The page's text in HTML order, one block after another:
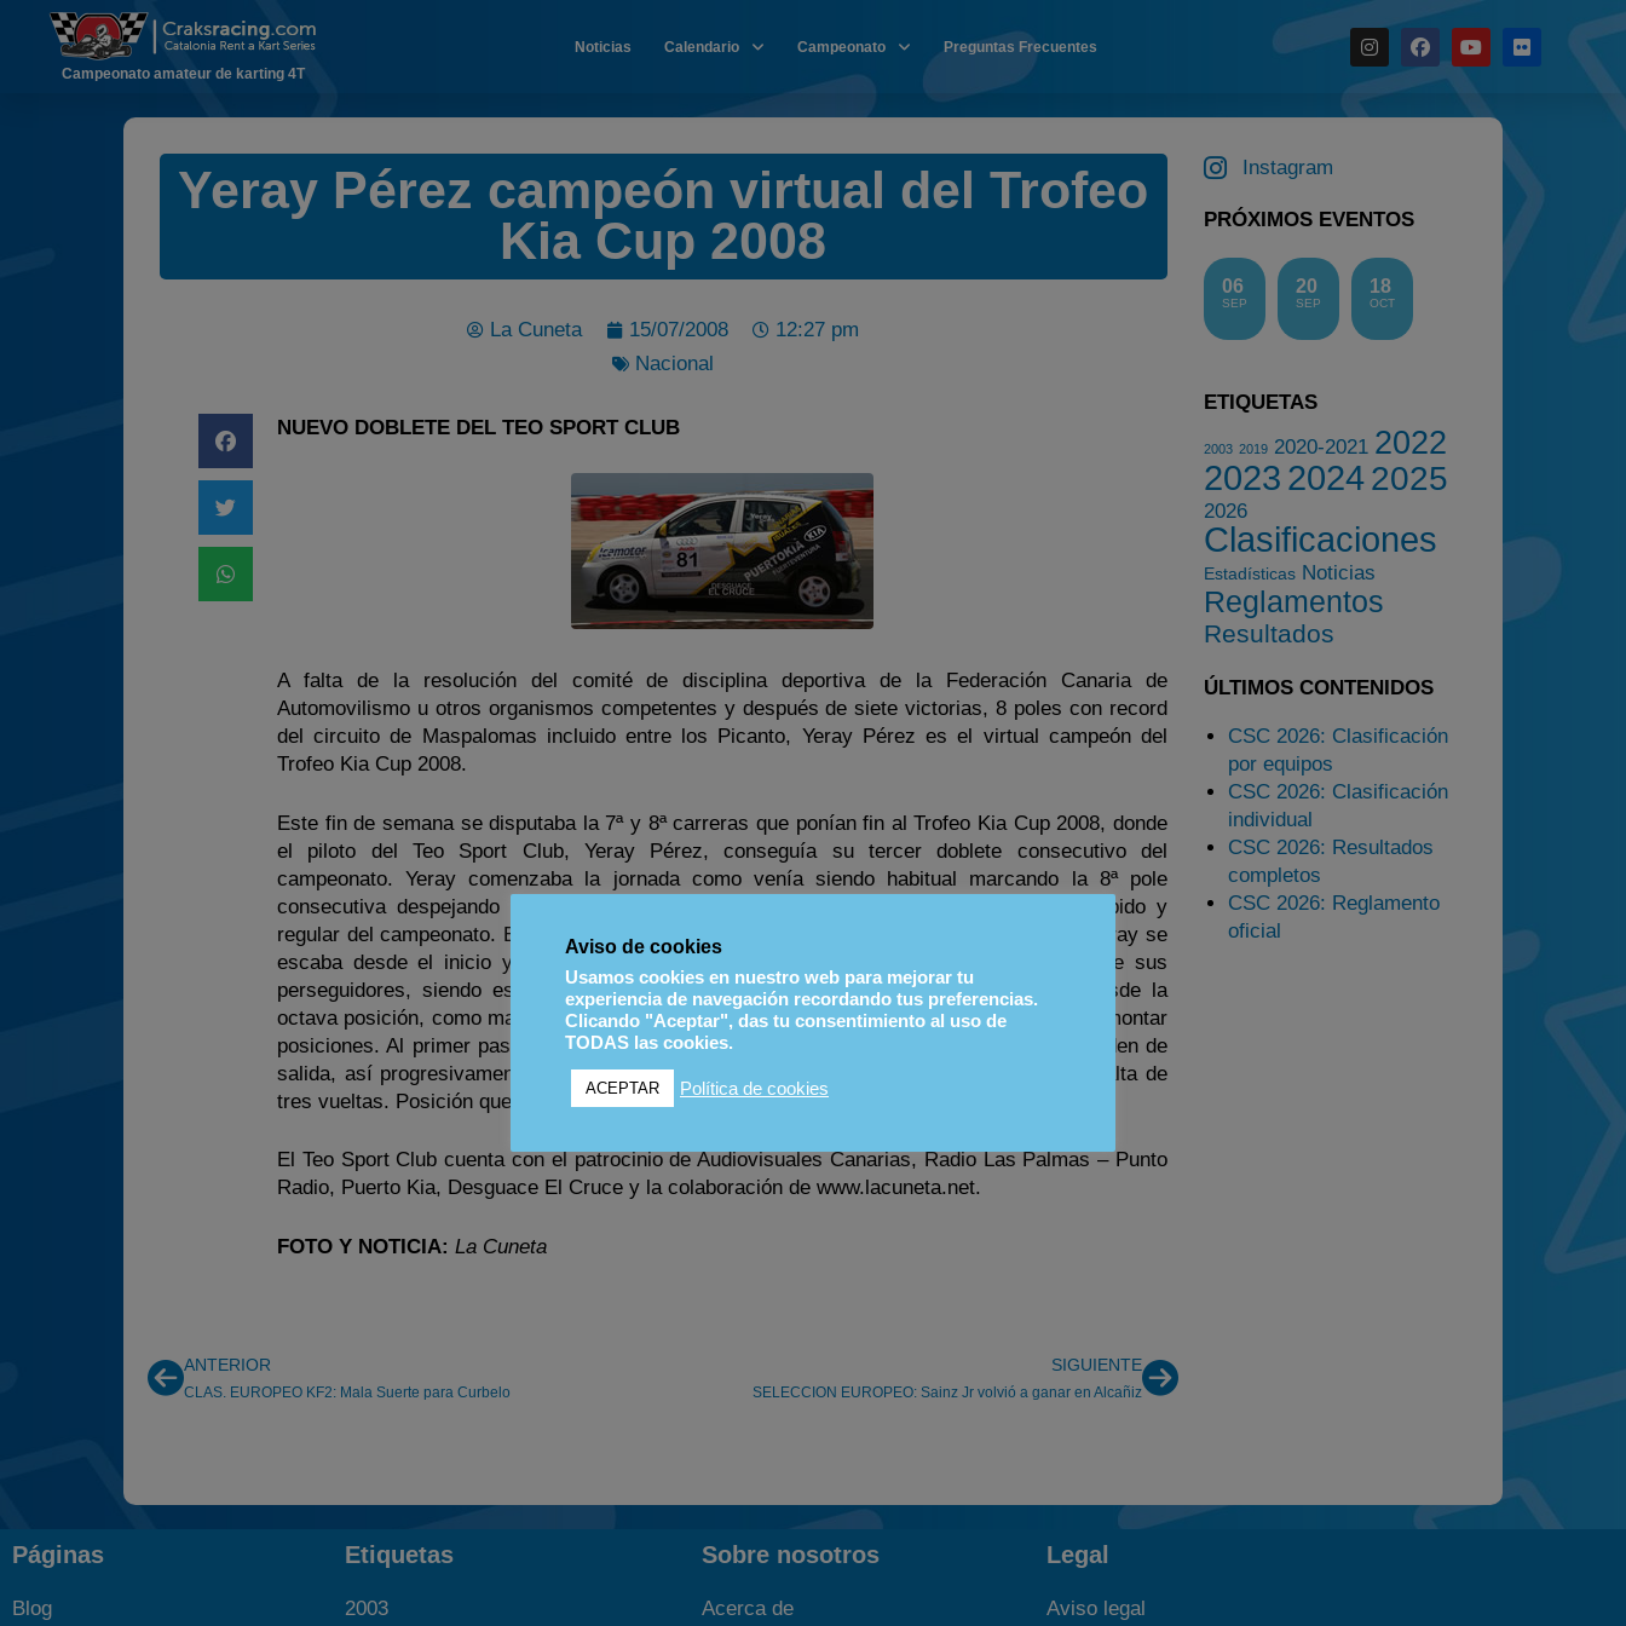
Noticias
Campeonato
2025
Preguntas Frecuentes
Campeonato amateur de karting 4T
Noticias Calendario Campeonato Preguntas Frecuentes
Yeray Pérez campeón virtual del Trofeo
Kia Cup 2008
La Cuneta 15/07/2008
12:27 pm
Nacional
NUEVO DOBLETE DEL TEO SPORT CLUB
A falta de la resolución del comité de disciplina deportiva de la Federación Canaria de
Automovilismo u otros organismos competentes y después de siete victorias, 8 poles con record
del circuito de Maspalomas incluido entre los Picanto, Yeray Pérez es el virtual campeón del
Trofeo Kia Cup 2008.
Este fin de semana se disputaba la 7ª y 8ª carreras que ponían fin al Trofeo Kia Cup 2008, donde
el piloto del Teo Sport Club, Yeray Pérez, conseguía su tercer doblete consecutivo del
campeonato. Yeray comenzaba la jornada como venía siendo habitual marcando la 8ª pole
consecutiva despejando cualquier duda y dejando claro quien ha sido el piloto más rápido y
regular del campeonato. En la primera carrera se repetía el guion habitual del certamen, Yeray se
escaba desde el inicio y cruzaba la meta con más de once segundos de ventaja sobre sus
perseguidores, siendo esta diferencia la segunda más clara la temporada. Saliendo desde la
octava posición, como manda el reglamento, en la última carrera del día Yeray tenía que remontar
posiciones. Al primer paso por meta ya había recuperado una posición con respecto al orden de
salida, así progresivamente y con su buen hacer Yeray volvía a la cabeza de carrera a falta de
tres vueltas. Posición que ya no abandonaría logrando otra merecida y justa victoria.
El Teo Sport Club cuenta con el patrocinio de Audiovisuales Canarias, Radio Las Palmas – Punto
Radio, Puerto Kia, Desguace El Cruce y la colaboración de www.lacuneta.net.
FOTO Y NOTICIA: La Cuneta
ANTERIOR
CLAS. EUROPEO KF2: Mala Suerte para Curbelo
SIGUIENTE
SELECCION EUROPEO: Sainz Jr volvió a ganar en Alcañiz
Instagram
PRÓXIMOS EVENTOS
06
SEP
20
SEP
18
OCT
ETIQUETAS
2003 2019 2020-2021 2022
2023 20242025
2026
Clasificaciones
Estadísticas Noticias
Reglamentos
Resultados
ÚLTIMOS CONTENIDOS
CSC 2026: Clasificación
por equipos
CSC 2026: Clasificación
individual
CSC 2026: Resultados
completos
CSC 2026: Reglamento
oficial
Páginas
Blog
Etiquetas
2003
Sobre nosotros
Acerca de
Legal
Aviso legal
Aviso de cookies
Usamos cookies en nuestro web para mejorar tu
experiencia de navegación recordando tus preferencias.
Clicando "Aceptar", das tu consentimiento al uso de
TODAS las cookies.
ACEPTAR Política de cookies